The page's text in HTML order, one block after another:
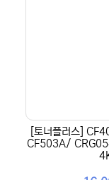
[토너플러스]
CF503A/